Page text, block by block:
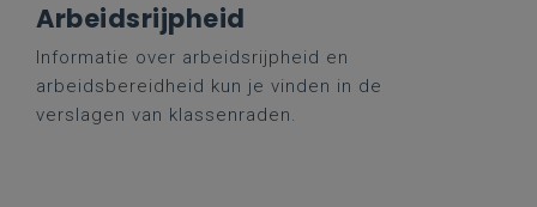
Arbeidsrijpheid
Informatie over arbeidsrijpheid en
arbeidsbereidheid kun je vinden in de
verslagen van klassenraden.